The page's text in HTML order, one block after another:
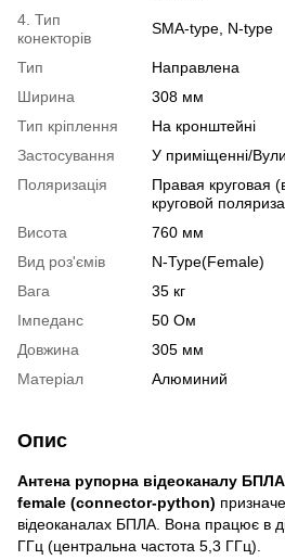
4. Тип
конекторів
SMA-type, N-type
Тип
Направлена
Ширина
308 мм
Тип кріплення
На кронштейні
Застосування
У приміщенні/
Поляризація
Правая круговая
круговой
Висота
760 мм
Вид роз'ємів
N-Type(Female)
Вага
35 кг
Імпеданс
50 Ом
Довжина
305 мм
Матеріал
Алюминий
Опис
Антена рупорна відеоканалу
female (connector-python)
відеоканалах БПЛА. Вона працює в
ГГц (центральна частота 5,3 ГГц).